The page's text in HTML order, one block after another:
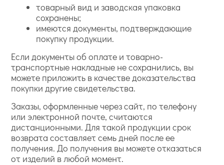
товарный вид и заводская упаковка
сохранены;
имеются документы, подтверждающие
покупку продукции.
Если документы об оплате и товарно-
транспортные накладные не сохранились, вы
можете приложить в качестве доказательства
покупки другие свидетельства.
Заказы, оформленные через сайт, по телефону
или электронной почте, считаются
дистанционными. Для такой продукции срок
возврата составляет семь дней после ее
получения. До получения вы можете отказаться
от изделий в любой момент.